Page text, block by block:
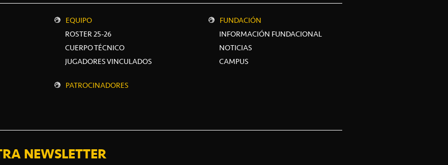
EQUIPO
ROSTER 25-26
CUERPO TÉCNICO
JUGADORES VINCULADOS
PATROCINADORES
FUNDACIÓN
INFORMACIÓN FUNDACIONAL
NOTICIAS
CAMPUS
NEWSLETTER